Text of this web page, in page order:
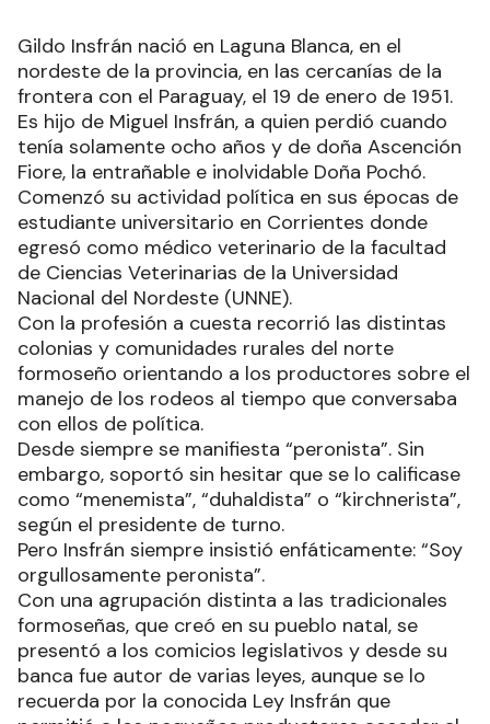
Gildo Insfrán nació en Laguna Blanca, en el
nordeste de la provincia, en las cercanías de la
frontera con el Paraguay, el 19 de enero de 1951.
Es hijo de Miguel Insfrán, a quien perdió cuando
tenía solamente ocho años y de doña Ascención
Fiore, la entrañable e inolvidable Doña Pochó.
Comenzó su actividad política en sus épocas de
estudiante universitario en Corrientes donde
egresó como médico veterinario de la facultad
de Ciencias Veterinarias de la Universidad
Nacional del Nordeste (UNNE).
Con la profesión a cuesta recorrió las distintas
colonias y comunidades rurales del norte
formoseño orientando a los productores sobre el
manejo de los rodeos al tiempo que conversaba
con ellos de política.
Desde siempre se manifiesta “peronista”. Sin
embargo, soportó sin hesitar que se lo calificase
como “menemista”, “duhaldista” o “kirchnerista”,
según el presidente de turno.
Pero Insfrán siempre insistió enfáticamente: “Soy
orgullosamente peronista”.
Con una agrupación distinta a las tradicionales
formoseñas, que creó en su pueblo natal, se
presentó a los comicios legislativos y desde su
banca fue autor de varias leyes, aunque se lo
recuerda por la conocida Ley Insfrán que